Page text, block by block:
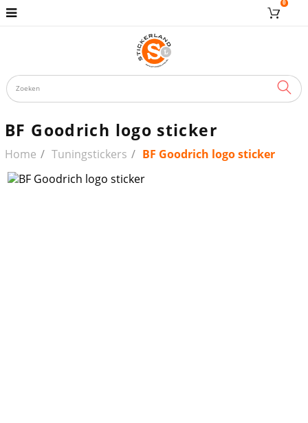
0
BF Goodrich logo sticker
Home Tuningstickers BF Goodrich logo sticker